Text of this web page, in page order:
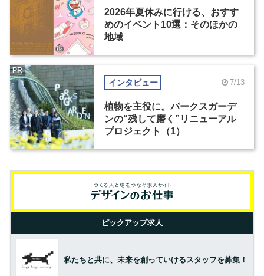
2026年夏休みに行ける、おすす
めのイベント10選：そのほかの
地域
インタビュー 7/13
植物を主役に。パークスガーデ
ンの“残して磨く”リニューアル
プロジェクト（1）
PR
ピックアップ求人
私たちと共に、未来を創っていけるスタッフを募集！